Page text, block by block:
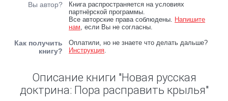
Вы автор?
Книга распространяется на условиях
партнёрской программы.
Все авторские права соблюдены. Напишите
нам, если Вы не согласны.
Как получить
книгу?
Оплатили, но не знаете что делать дальше?
Инструкция.
Описание книги "Новая русская
доктрина: Пора расправить крылья"